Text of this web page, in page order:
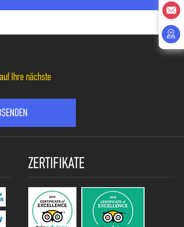
Ihre nächste
ZERTIFIKATE